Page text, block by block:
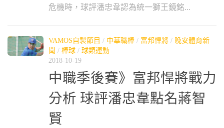
危機時，球評潘忠韋認為統一獅王鏡銘...
VAMOS自製節目 / 中華職棒 / 富邦悍將 / 晚安體育新
聞 / 棒球 / 球類運動
2018-10-19
中職季後賽》富邦悍將戰力
分析 球評潘忠韋點名蔣智
賢